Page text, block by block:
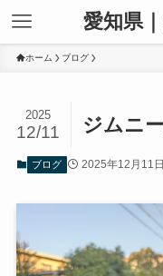
愛知県
ホーム ブログ
ジムニ
2025
12/11
ブログ 2025年12月11日